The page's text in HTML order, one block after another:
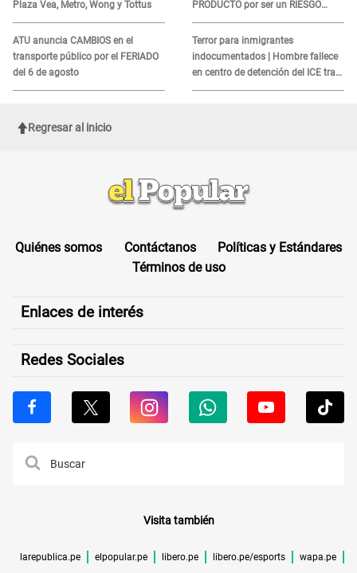
Plaza Vea, Metro, Wong y Tottus
ATU anuncia CAMBIOS en el
transporte público por el FERIADO
del 6 de agosto
PRODUCTO por ser un RIESGO
MORTAL para consumidores: ¿Cuál
es?
Terror para inmigrantes
indocumentados | Hombre fallece
en centro de detención del ICE tras
sufrir una "emergencia médica"
Regresar al inicio
Quiénes somos Contáctanos
Políticas y Estándares
Términos de uso
Enlaces de interés
Redes Sociales
Visita también
larepublica.pe elpopular.pe libero.pe libero.pe/esports wapa.pe